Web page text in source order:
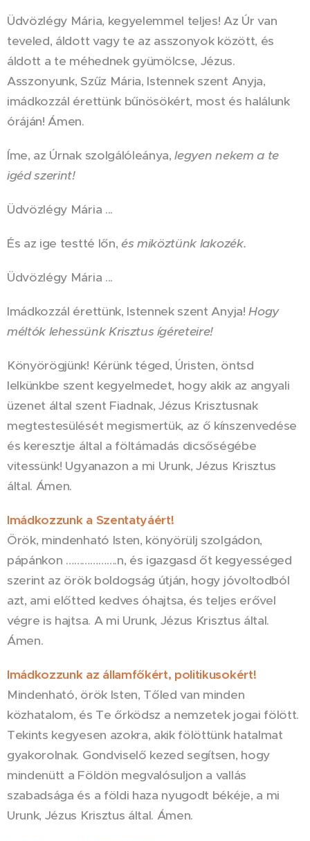
Üdvözlégy Mária, kegyelemmel teljes!Az Úr van
teveled, áldott vagy te az asszonyok között, és
áldott a te méhednek gyümölcse, Jézus.
Asszonyunk, Szűz Mária, Istennek szent Anyja,
imádkozzál érettünk bűnösökért, most és halálunk
óráján! Ámen.
Íme, az Úrnak szolgálóleánya,legyen nekem a te
igéd szerint!
Üdvözlégy Mária ...
És az ige testté lőn, és miköztünk lakozék.
Üdvözlégy Mária ...
Imádkozzál érettünk, Istennek szent Anyja!Hogy
méltók lehessünk Krisztus ígéreteire!
Könyörögjünk! Kérünk téged, Úristen, öntsd
lelkünkbe szent kegyelmedet, hogy akik az angyali
üzenet által szent Fiadnak, Jézus Krisztusnak
megtestesülését megismertük, az ő kínszenvedése
és keresztje által a föltámadás dicsőségébe
vitessünk! Ugyanazon a mi Urunk, Jézus Krisztus
által. Ámen.
Imádkozzunk a Szentatyáért!
Örök, mindenható Isten, könyörülj szolgádon,
pápánkon ……………….n, és igazgasd őt kegyességed
szerint az örök boldogság útján, hogy jóvoltodból
azt, ami előtted kedves óhajtsa, és teljes erővel
végre is hajtsa. A mi Urunk, Jézus Krisztus által.
Ámen.
Imádkozzunk az államfőkért, politikusokért!
Mindenható, örök Isten, Tőled van minden
közhatalom, és Te őrködsz a nemzetek jogai fölött.
Tekints kegyesen azokra, akik fölöttünk hatalmat
gyakorolnak. Gondviselő kezed segít­sen, hogy
mindenütt a Földön megvalósuljon a vallás
szabadsága és a földi haza nyugodt békéje, a mi
Urunk, Jézus Krisztus által. Ámen.